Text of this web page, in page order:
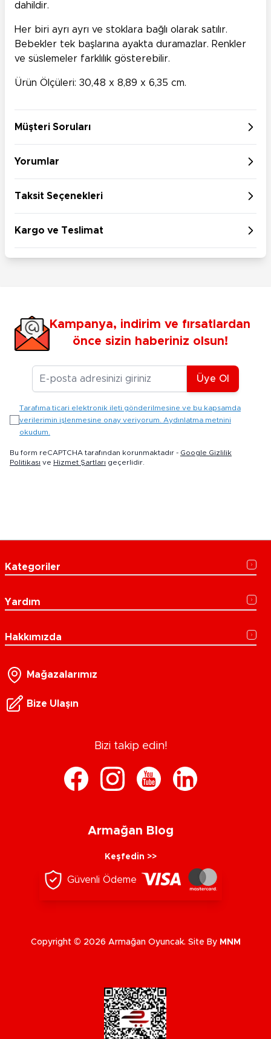
dahildir.
Her biri ayrı ayrı ve stoklara bağlı olarak satılır.
Bebekler tek başlarına ayakta duramazlar. Renkler
ve süslemeler farklılık gösterebilir.
Ürün Ölçüleri: 30,48 x 8,89 x 6,35 cm.
Müşteri Soruları
Yorumlar
Taksit Seçenekleri
Kargo ve Teslimat
Kampanya, indirim ve fırsatlardan
önce sizin haberiniz olsun!
E-posta Adresiniz
Üye Ol
Tarafıma ticari elektronik ileti gönderilmesine ve bu kapsamda
verilerimin işlenmesine onay veriyorum. Aydınlatma metnini
okudum.
Bu form reCAPTCHA tarafından korunmaktadır - Google Gizlilik
Politikası ve Hizmet Şartları geçerlidir.
Kategoriler
Yardım
Hakkımızda
Mağazalarımız
Bize Ulaşın
Bizi takip edin!
Armağan Blog
Keşfedin >>
Güvenli Ödeme
Copyright © 2026 Armağan Oyuncak. Site By MNM